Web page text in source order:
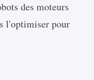
des moteurs
l'optimiser pour